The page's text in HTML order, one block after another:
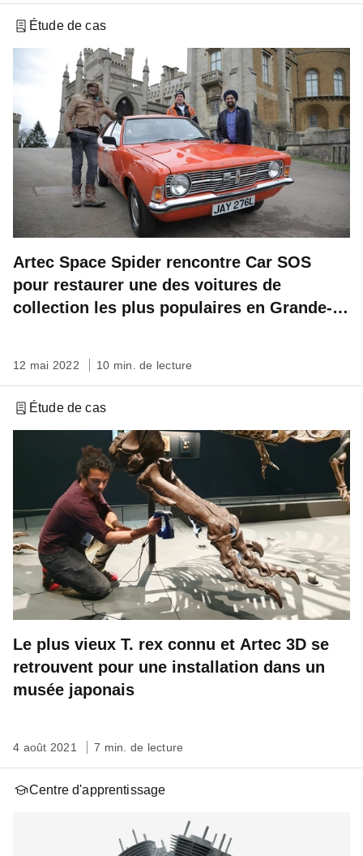
Étude de cas
Artec Space Spider rencontre Car SOS
pour restaurer une des voitures de
collection les plus populaires en Grande-
12 mai 2022 10 min. de lecture
Étude de cas
Le plus vieux T. rex connu et Artec 3D se
retrouvent pour une installation dans un
musée japonais
4 août 2021 7 min. de lecture
Centre d'apprentissage